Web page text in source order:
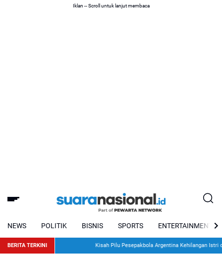
Iklan -- Scroll untuk lanjut membaca
NEWS POLITIK BISNIS SPORTS ENTERTAINMENT
BERITA TERKINI Kisah Pilu Pesepakbola Argentina Kehilangan Istri dan